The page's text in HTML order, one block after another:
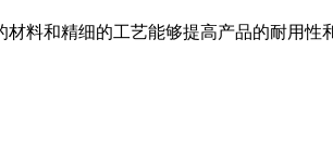
料和精细的工艺能够提高产品的耐用